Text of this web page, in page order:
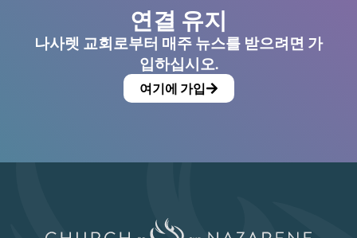
연결 유지
나사렛 교회로부터 매주 뉴스를 받으려면 가
입하십시오.
여기에 가입